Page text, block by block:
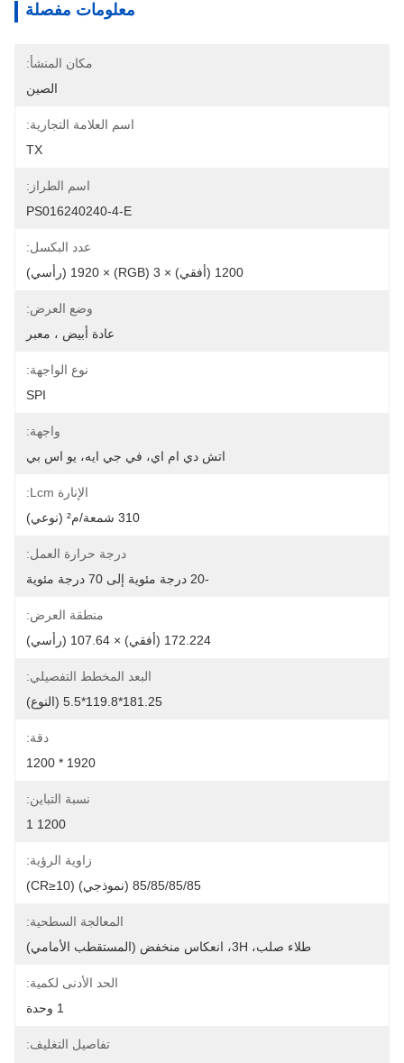
معلومات مفصلة
مكان المنشأ:
الصين
اسم العلامة التجارية:
TX
اسم الطراز:
PS016240240-4-E
عدد البكسل:
1200 (أفقي) × 3 (RGB) × 1920 (رأسي)
وضع العرض:
عادة أبيض ، معبر
نوع الواجهة:
SPI
واجهة:
اتش دي ام اي، في جي ايه، يو اس بي
الإنارة Lcm:
310 شمعة/م² (نوعي)
درجة حرارة العمل:
-20 درجة مئوية إلى 70 درجة مئوية
منطقة العرض:
172.224 (أفقي) × 107.64 (رأسي)
البعد المخطط التفصيلي:
181.25*119.8*5.5 (النوع)
دقة:
1920 * 1200
نسبة التباين:
1200 1
زاوية الرؤية:
85/85/85/85 (نموذجي) (CR≥10)
المعالجة السطحية:
طلاء صلب، 3H، انعكاس منخفض (المستقطب الأمامي)
الحد الأدنى لكمية:
1 وحدة
تفاصيل التغليف: